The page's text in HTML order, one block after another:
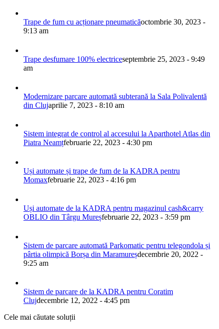
Trape de fum cu acționare pneumaticăoctombrie 30, 2023 -
9:13 am
Trape desfumare 100% electriceseptembrie 25, 2023 - 9:49
am
Modernizare parcare automată subterană la Sala Polivalentă
din Clujaprilie 7, 2023 - 8:10 am
Sistem integrat de control al accesului la Aparthotel Atlas din
Piatra Neamțfebruarie 22, 2023 - 4:30 pm
Uși automate și trape de fum de la KADRA pentru
Momaxfebruarie 22, 2023 - 4:16 pm
Uși automate de la KADRA pentru magazinul cash&carry
OBLIO din Târgu Mureșfebruarie 22, 2023 - 3:59 pm
Sistem de parcare automată Parkomatic pentru telegondola și
pârtia olimpică Borșa din Maramureșdecembrie 20, 2022 -
9:25 am
Sistem de parcare de la KADRA pentru Coratim
Clujdecembrie 12, 2022 - 4:45 pm
Cele mai căutate soluții